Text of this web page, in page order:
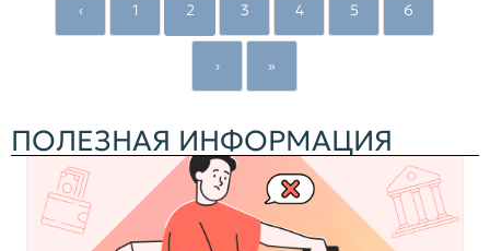
‹ 1 2 3 4 5 6
› »
ПОЛЕЗНАЯ ИНФОРМАЦИЯ